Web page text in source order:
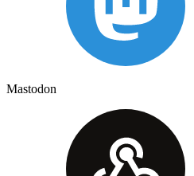
Mastodon